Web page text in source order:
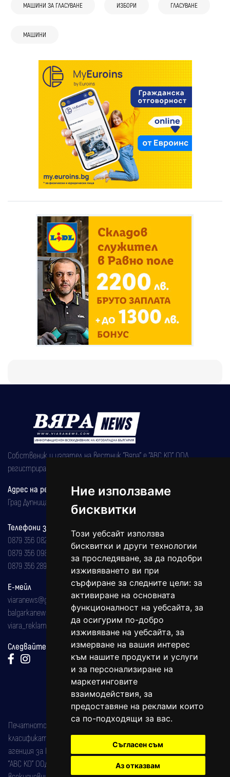
Ние използваме
бисквитки
Този уебсайт използва
бисквитки и други технологии
за проследяване, за да подобри
изживяването ви при
сърфиране за следните цели: за
активиране на основната
функционалност на уебсайта, за
да осигурим по-добро
изживяване на уебсайта, за
измерване на вашия интерес
към нашите продукти и услуги
и за персонализиране на
маркетинговите
взаимодействия, за
предоставяне на реклами които
са по-подходящи за вас.
Съгласен съм
Аз отказвам
МАШИНИ ЗА ГЛАСУВАНЕ ИЗБОРИ ГЛАСУВАНЕ
МАШИНИ
Собственик и издател на вестник "Вяра" е "АВС КО" ООД,
регистрирана на 08.05.2002 година.
Адрес на редакцията
Град Дупница, ул.''Христо Ботев" 43
Телефони за реклама и абонаменти
0879 356 082
0879 356 098
0879 356 289
Е-мейл
viaranews@gmail.com
balgarkanews@gmail.com
viara_reklama@mail.bg
Следвайте ни:
Печатното издание на вестника е регистрирано в националния
класификатор на печатните издания (Българска национална
агенция за ISSN) под номер: ISSN 1312-4722.
"АВС КО" ООД е притежател на марката: Вяра информационен